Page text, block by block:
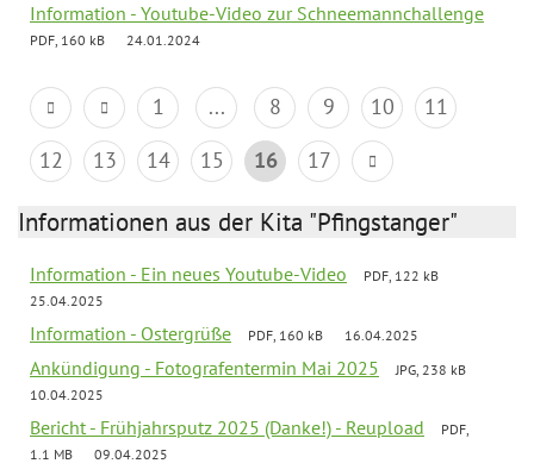
Information - Youtube-Video zur Schneemannchallenge
PDF, 160 kB 24.01.2024
1 ... 8 9 10
11
12
13 14 15 16 17
Informationen aus der Kita "Pfingstanger"
Information - Ein neues Youtube-Video
PDF, 122 kB
25.04.2025
Information - Ostergrüße PDF, 160 kB 16.04.2025
Ankündigung - Fotografentermin Mai 2025
JPG, 238 kB
10.04.2025
Bericht - Frühjahrsputz 2025 (Danke!) - Reupload
PDF,
1.1 MB
09.04.2025